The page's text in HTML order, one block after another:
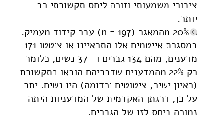
ציבורי משמעותי וזוכה ליחס תקשורתי רב
יותר.
כ 20% מהמאגר (n = 197) עבר קידוד מעמיק.
במסגרת אייטמים אלו התראיינו או צוטטו 171
מדענים, מהם 134 גברים ו- 37 נשים, כלומר
רק 22% מהמדענים שדבריהם הובאו בתקשורת
(ראיון ישיר, ציטוטים וכדומה) היו נשים. יתר
על כן, דרגתן האקדמית של המדעניות היתה
נמוכה ביחס לזו של הגברים.